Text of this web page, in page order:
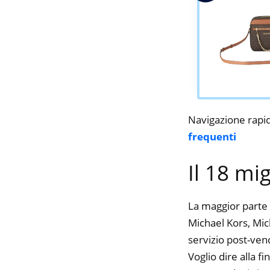
Navigazione
frequenti
Il 18
La maggior
Michael Kors,
servizio post-
Voglio dire alla